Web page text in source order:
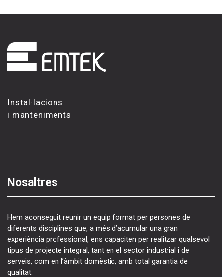
Instal·lacions
i manteniments
Nosaltres
Hem aconseguit reunir un equip format per persones de
diferents disciplines que, a més d’acumular una gran
experiència professional, ens capaciten per realitzar qualsevol
tipus de projecte integral, tant en el sector industrial i de
serveis, com en l’àmbit domèstic, amb total garantia de
qualitat.